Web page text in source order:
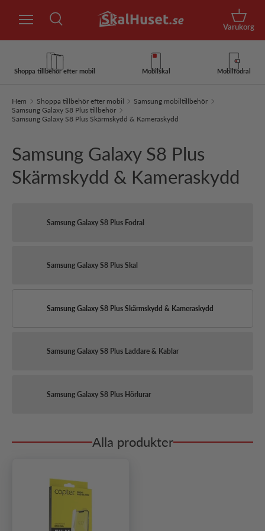
Hoppa till innehåll
Sök
Korg
Varukorg
Shoppa tillbehör efter mobil Mobilskal Mobilfodral
Hem Shoppa tillbehör efter mobil
Samsung mobiltillbehör
Samsung Galaxy S8 Plus tillbehör
Samsung Galaxy S8 Plus Skärmskydd & Kameraskydd
Samsung Galaxy S8 Plus
Skärmskydd & Kameraskydd
Samsung Galaxy S8 Plus Fodral
Samsung Galaxy S8 Plus Skal
Samsung Galaxy S8 Plus Skärmskydd & Kameraskydd
Samsung Galaxy S8 Plus Laddare & Kablar
Samsung Galaxy S8 Plus Hörlurar
Alla produkter